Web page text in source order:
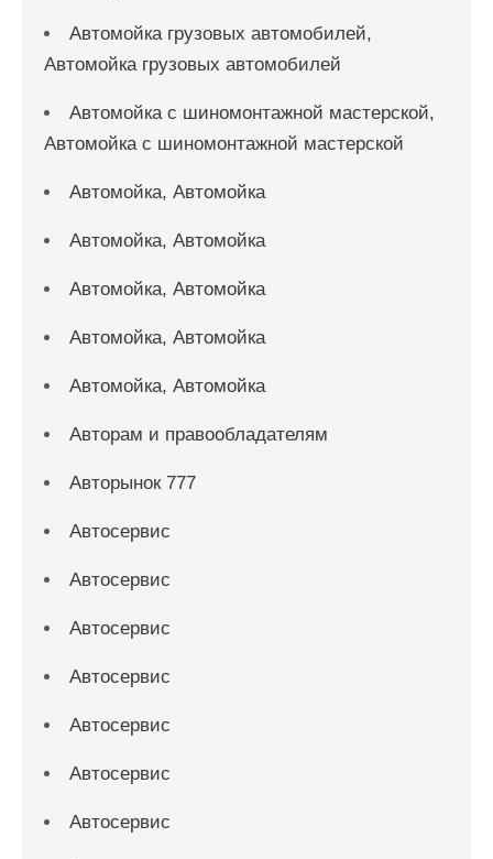
Автомойка грузовых автомобилей,
Автомойка грузовых автомобилей
Автомойка с шиномонтажной мастерской,
Автомойка с шиномонтажной мастерской
Автомойка, Автомойка
Автомойка, Автомойка
Автомойка, Автомойка
Автомойка, Автомойка
Автомойка, Автомойка
Авторам и правообладателям
Авторынок 777
Автосервис
Автосервис
Автосервис
Автосервис
Автосервис
Автосервис
Автосервис